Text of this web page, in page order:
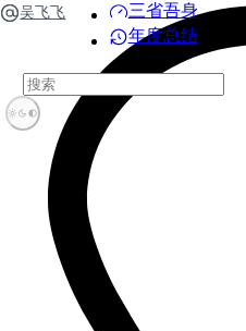
吴飞飞
三省吾身
年度总结